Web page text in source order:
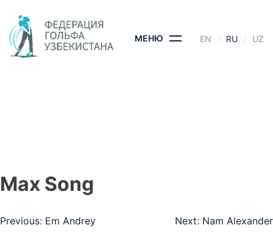
content
МЕНЮ EN RU UZ
Max Song
Навигация
Previous: Em Andrey Next: Nam Alexander